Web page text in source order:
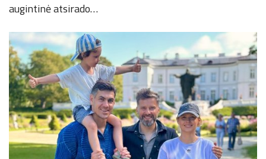
augintinė atsirado…